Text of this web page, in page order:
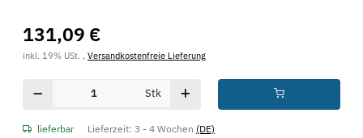
131,09 €
inkl. 19% USt. , Versandkostenfreie Lieferung
Stk
lieferbar Lieferzeit: 3 - 4 Wochen (DE)